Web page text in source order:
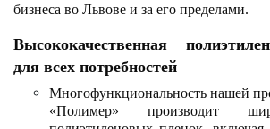
бизнеса во Львове и за его пределами.
Высококачественная
для всех потребностей
Многофункциональность нашей
«Полимер» производит